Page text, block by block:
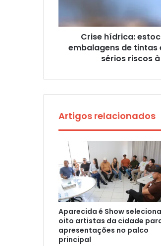
Crise hídrica:
embalagens de tintas
sérios riscos
Artigos relacionados
Aparecida é Show seleciona
oito artistas da cidade
apresentações no palco
principal